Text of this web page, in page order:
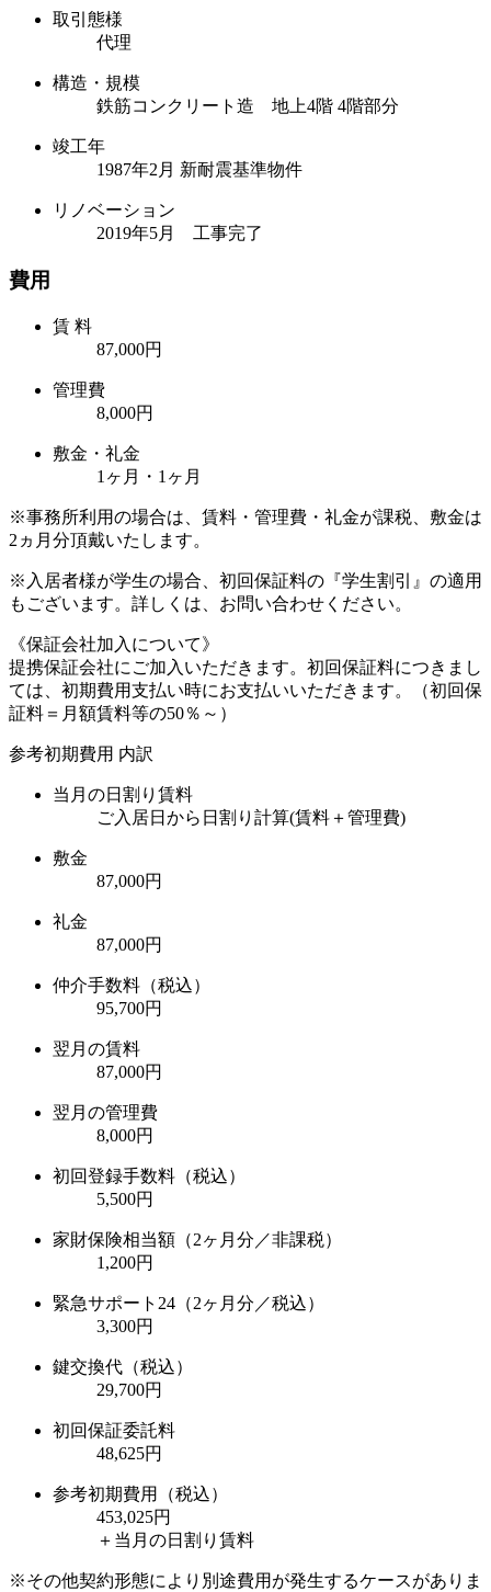
取引態様
代理
構造・規模
鉄筋コンクリート造 地上4階 4階部分
竣工年
1987年2月 新耐震基準物件
リノベーション
2019年5月 工事完了
費用
賃 料
87,000円
管理費
8,000円
敷金・礼金
1ヶ月・1ヶ月
※事務所利用の場合は、賃料・管理費・礼金が課税、敷金は
2ヵ月分頂戴いたします。
※入居者様が学生の場合、初回保証料の『学生割引』の適用
もございます。詳しくは、お問い合わせください。
《保証会社加入について》
提携保証会社にご加入いただきます。初回保証料につきまし
ては、初期費用支払い時にお支払いいただきます。（初回保
証料＝月額賃料等の50％～）
参考初期費用 内訳
当月の日割り賃料
ご入居日から日割り計算(賃料＋管理費)
敷金
87,000円
礼金
87,000円
仲介手数料（税込）
95,700円
翌月の賃料
87,000円
翌月の管理費
8,000円
初回登録手数料（税込）
5,500円
家財保険相当額（2ヶ月分／非課税）
1,200円
緊急サポート24（2ヶ月分／税込）
3,300円
鍵交換代（税込）
29,700円
初回保証委託料
48,625円
参考初期費用（税込）
453,025円
＋当月の日割り賃料
※その他契約形態により別途費用が発生するケースがありま